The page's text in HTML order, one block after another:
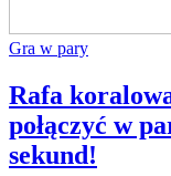
Gra w pary
Rafa
połączyć w
sekund!